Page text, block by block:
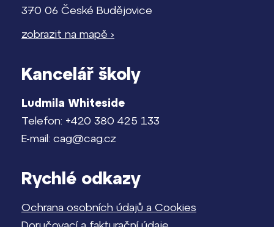
370 06 České Budějovice
zobrazit na mapě ›
Kancelář školy
Ludmila Whiteside
Telefon: +420 380 425 133
E-mail: cag@cag.cz
Rychlé odkazy
Ochrana osobních údajů a Cookies